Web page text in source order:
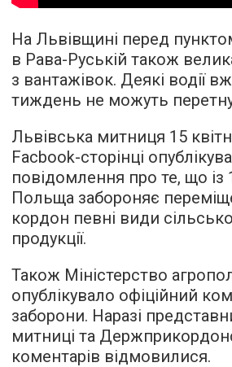
На Львівщині перед
в Рава-Руській також
з вантажівок. Деякі водії
тиждень не можуть
Львівська митниця 15
Facbook-сторінці
повідомлення про те, що із
Польща забороняє
кордон певні види
продукції.
Також Міністерство
опублікувало офіційний
заборони. Наразі
митниці та
коментарів відмовилися.